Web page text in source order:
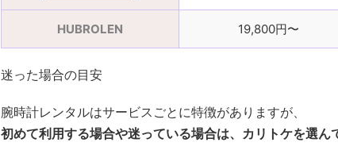
HUBROLEN 19,800円〜
迷った場合の目安
腕時計レンタルはサービスごとに特徴がありますが、
初めて利用する場合や迷っている場合は、カリトケを選ん